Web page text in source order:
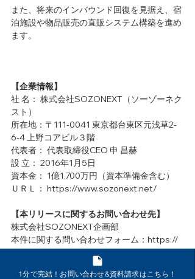
また、将来のインバウンド回復を見据え、宿
泊施設や物品販売の直販システム構築を進め
ます。
【企業情報】
社 名： 株式会社SOZONEXT（ソーゾーネク
スト）
所在地：〒111-0041 東京都台東区元浅草2-
6-4 上野コアビル３階
代表者： 代表取締役CEO 申 昌赫
設 立： 2016年1月5日
資本金： 1億1,700万円（資本準備金含む）
ＵＲＬ： https://www.sozonext.net/
【本リリースに関するお問い合わせ先】
株式会社SOZONEXT企画部
本件に関する問い合わせフォーム：https://
www.sozonext.net/contact
1分で完結！お問い合わせ&資料請求はこちら！